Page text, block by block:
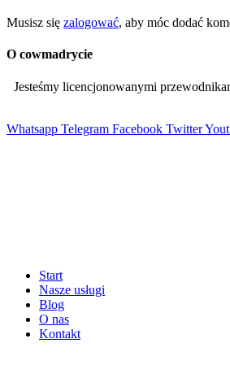
Musisz się zalogować, aby móc dodać
O cowmadrycie
Jesteśmy licencjonowanymi
Whatsapp Telegram Facebook Twitter
Start
Nasze usługi
Blog
O nas
Kontakt